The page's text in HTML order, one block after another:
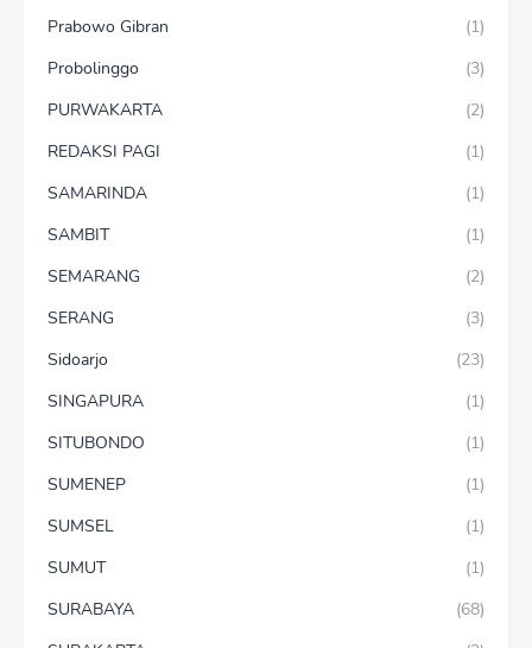
Prabowo Gibran
(1)
Probolinggo
(3)
PURWAKARTA
(2)
REDAKSI PAGI
(1)
SAMARINDA
(1)
SAMBIT
(1)
SEMARANG
(2)
SERANG
(3)
Sidoarjo
(23)
SINGAPURA
(1)
SITUBONDO
(1)
SUMENEP
(1)
SUMSEL
(1)
SUMUT
(1)
SURABAYA
(68)